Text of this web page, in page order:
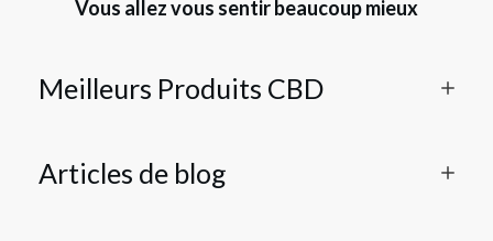
Vous allez vous sentir beaucoup mieux
Meilleurs Produits CBD
Articles de blog